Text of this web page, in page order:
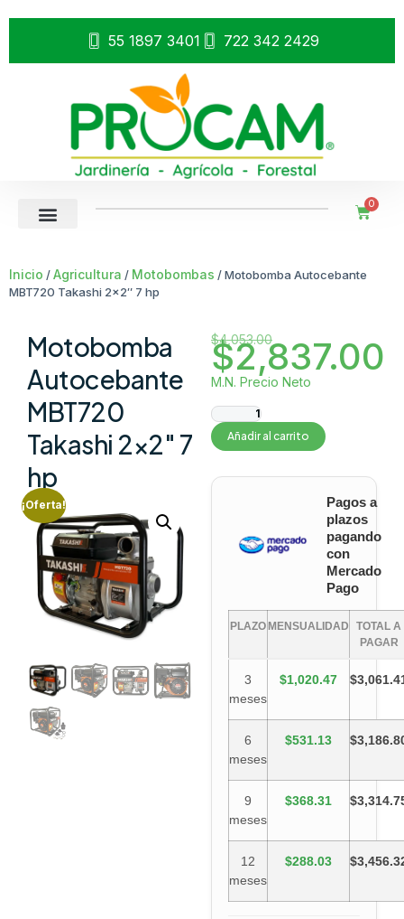
55 1897 3401 722 342 2429
0
Inicio /Agricultura / Motobombas / Motobomba Autocebante
MBT720 Takashi 2×2″ 7 hp
Motobomba
Autocebante
MBT720
Takashi 2×2″ 7
hp
¡Oferta!
$4,053.00
$2,837.00
M.N. Precio Neto
Añadir al carrito
Pagos a
plazos
pagando
con
Mercado
Pago
PLAZO MENSUALIDAD
TOTAL A
PAGAR
3
meses
$1,020.47
6
meses
$531.13
9
meses
$368.31
12
meses
$288.03